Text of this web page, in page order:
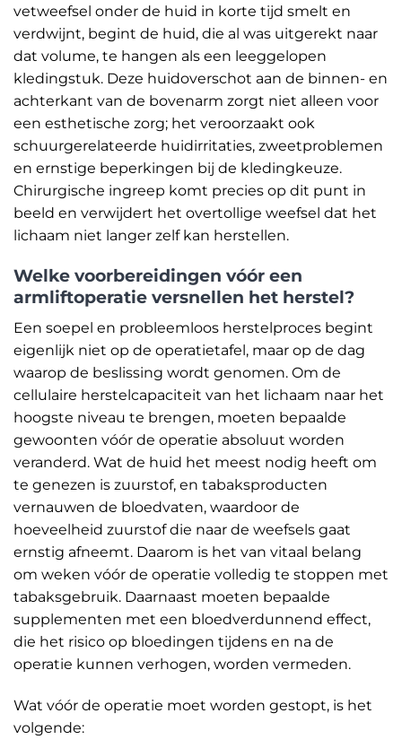
vetweefsel onder de huid in korte tijd smelt en
verdwijnt, begint de huid, die al was uitgerekt naar
dat volume, te hangen als een leeggelopen
kledingstuk. Deze huidoverschot aan de binnen- en
achterkant van de bovenarm zorgt niet alleen voor
een esthetische zorg; het veroorzaakt ook
schuurgerelateerde huidirritaties, zweetproblemen
en ernstige beperkingen bij de kledingkeuze.
Chirurgische ingreep komt precies op dit punt in
beeld en verwijdert het overtollige weefsel dat het
lichaam niet langer zelf kan herstellen.
Welke voorbereidingen vóór een
armliftoperatie versnellen het herstel?
Een soepel en probleemloos herstelproces begint
eigenlijk niet op de operatietafel, maar op de dag
waarop de beslissing wordt genomen. Om de
cellulaire herstelcapaciteit van het lichaam naar het
hoogste niveau te brengen, moeten bepaalde
gewoonten vóór de operatie absoluut worden
veranderd. Wat de huid het meest nodig heeft om
te genezen is zuurstof, en tabaksproducten
vernauwen de bloedvaten, waardoor de
hoeveelheid zuurstof die naar de weefsels gaat
ernstig afneemt. Daarom is het van vitaal belang
om weken vóór de operatie volledig te stoppen met
tabaksgebruik. Daarnaast moeten bepaalde
supplementen met een bloedverdunnend effect,
die het risico op bloedingen tijdens en na de
operatie kunnen verhogen, worden vermeden.
Wat vóór de operatie moet worden gestopt, is het
volgende: